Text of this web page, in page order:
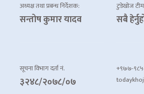
अध्यक्ष तथा प्रबन्ध निर्देशक:
सन्तोष कुमार यादव
टुडेखोज
सबै
सूचना विभाग दर्ता नं.
३२४८/२०७८/०७
+९७७-